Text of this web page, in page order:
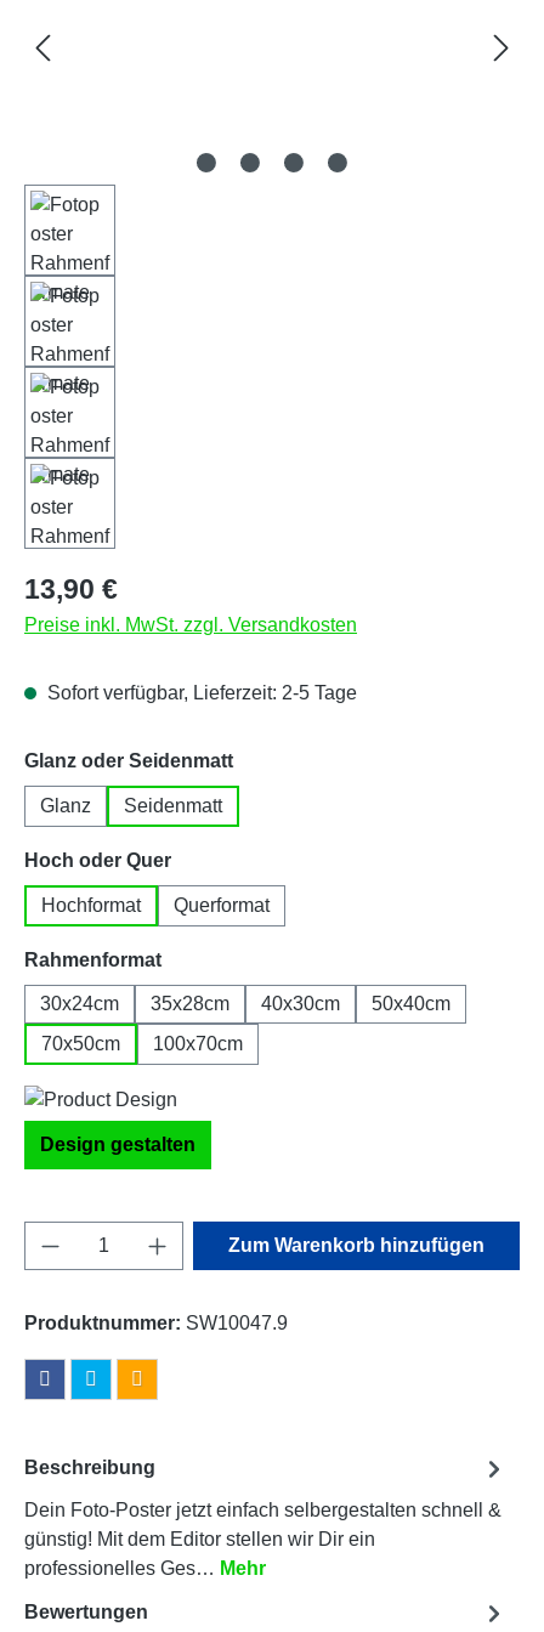
Regulärer Preis:
13,90 €
Preise inkl. MwSt. zzgl. Versandkosten
Sofort verfügbar, Lieferzeit: 2-5 Tage
Glanz oder Seidenmattauswählen
Glanz Seidenmatt
Hoch oder Querauswählen
Hochformat Querformat
Rahmenformatauswählen
30x24cm 35x28cm 40x30cm
50x40cm
70x50cm
100x70cm
Design gestalten
Produkt Anzahl: Gib den gewünschten
Zum Warenkorb hinzufügen
Produktnummer: SW10047.9
Beschreibung
Dein Foto-Poster jetzt einfach selbergestalten schnell &
günstig! Mit dem Editor stellen wir Dir ein
professionelles Ges… Mehr
Bewertungen